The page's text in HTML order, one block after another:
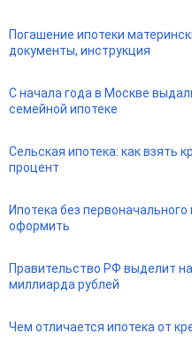
Погашение ипотеки
документы, инструкция
С начала года в Москве
семейной ипотеке
Сельская ипотека: как взять
процент
Ипотека без
оформить
Правительство РФ выделит
миллиарда рублей
Чем отличается ипотека от